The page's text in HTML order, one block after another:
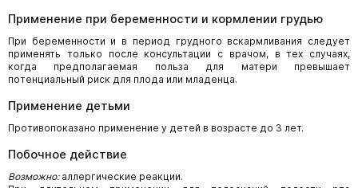
Применение при беременности и кормлении грудью
При беременности и в период грудного вскармливания следует
применять только после консультации с врачом, в тех случаях,
когда предполагаемая польза для матери превышает
потенциальный риск для плода или младенца.
Применение детьми
Противопоказано применение у детей в возрасте до 3 лет.
Побочное действие
Возможно:аллергические реакции.